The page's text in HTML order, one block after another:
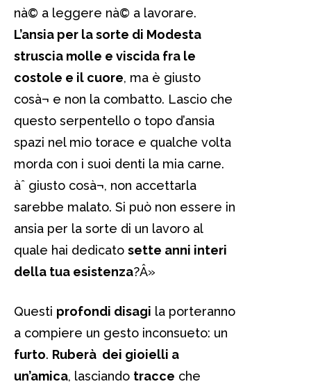
nà© a leggere nà© a lavorare.
L’ansia per la sorte di Modesta
struscia molle e viscida fra le
costole e il cuore, ma è giusto
cosà¬ e non la combatto. Lascio che
questo serpentello o topo d’ansia
spazi nel mio torace e qualche volta
morda con i suoi denti la mia carne.
àˆ giusto cosà¬, non accettarla
sarebbe malato. Si può non essere in
ansia per la sorte di un lavoro al
quale hai dedicato sette anni interi
della tua esistenza?Â»
Questi profondi disagi la porteranno
a compiere un gesto inconsueto: un
furto. Ruberà dei gioielli a
un’amica, lasciando tracce che